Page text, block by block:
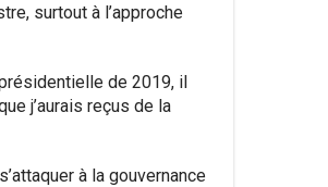
surtout à l’approche
de 2019, il
j’aurais reçus de la
à la gouvernance